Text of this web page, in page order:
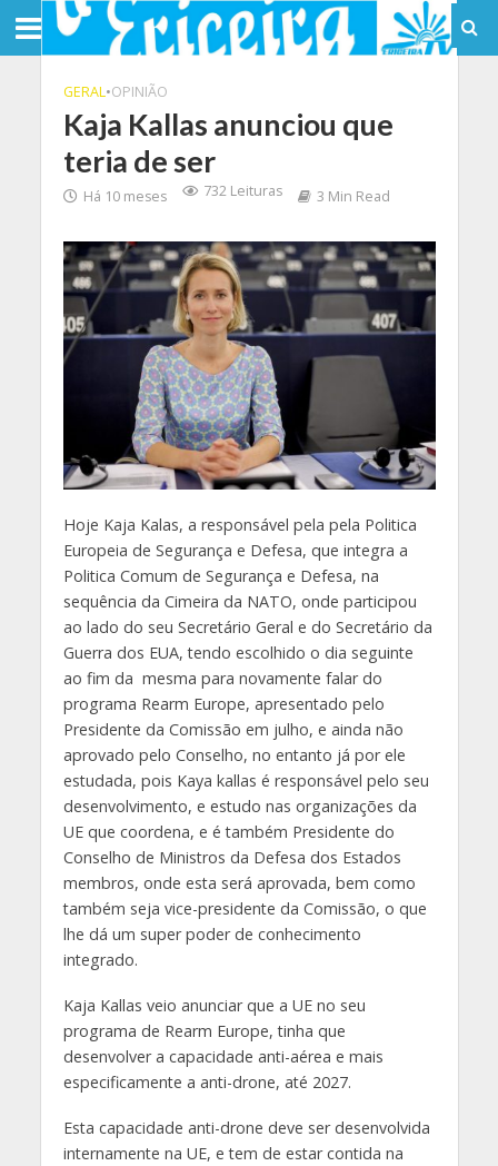
GERAL•OPINIÃO
Kaja Kallas anunciou que
teria de ser
Há 10 meses 732 Leituras 3 Min Read
Hoje Kaja Kalas, a responsável pela pela Politica
Europeia de Segurança e Defesa, que integra a
Politica Comum de Segurança e Defesa, na
sequência da Cimeira da NATO, onde participou
ao lado do seu Secretário Geral e do Secretário da
Guerra dos EUA, tendo escolhido o dia seguinte
ao fim da mesma para novamente falar do
programa Rearm Europe, apresentado pelo
Presidente da Comissão em julho, e ainda não
aprovado pelo Conselho, no entanto já por ele
estudada, pois Kaya kallas é responsável pelo seu
desenvolvimento, e estudo nas organizações da
UE que coordena, e é também Presidente do
Conselho de Ministros da Defesa dos Estados
membros, onde esta será aprovada, bem como
também seja vice-presidente da Comissão, o que
lhe dá um super poder de conhecimento
integrado.
Kaja Kallas veio anunciar que a UE no seu
programa de Rearm Europe, tinha que
desenvolver a capacidade anti-aérea e mais
especificamente a anti-drone, até 2027.
Esta capacidade anti-drone deve ser desenvolvida
internamente na UE, e tem de estar contida na